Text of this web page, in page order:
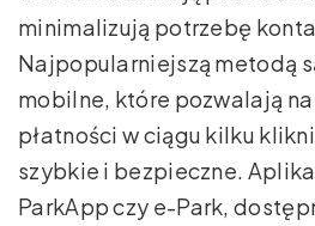
minimalizują potrzebę
Najpopularniejszą metodą
mobilne, które pozwalają
płatności w ciągu kilku
szybkie i bezpieczne.
ParkApp czy e-Park,